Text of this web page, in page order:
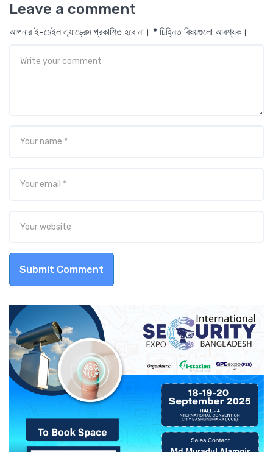
Leave a comment
আপনার ই-মেইল এ্যাড্রেস প্রকাশিত হবে না। * চিহ্নিত বিষয়গুলো আবশ্যক।
Submit Comment